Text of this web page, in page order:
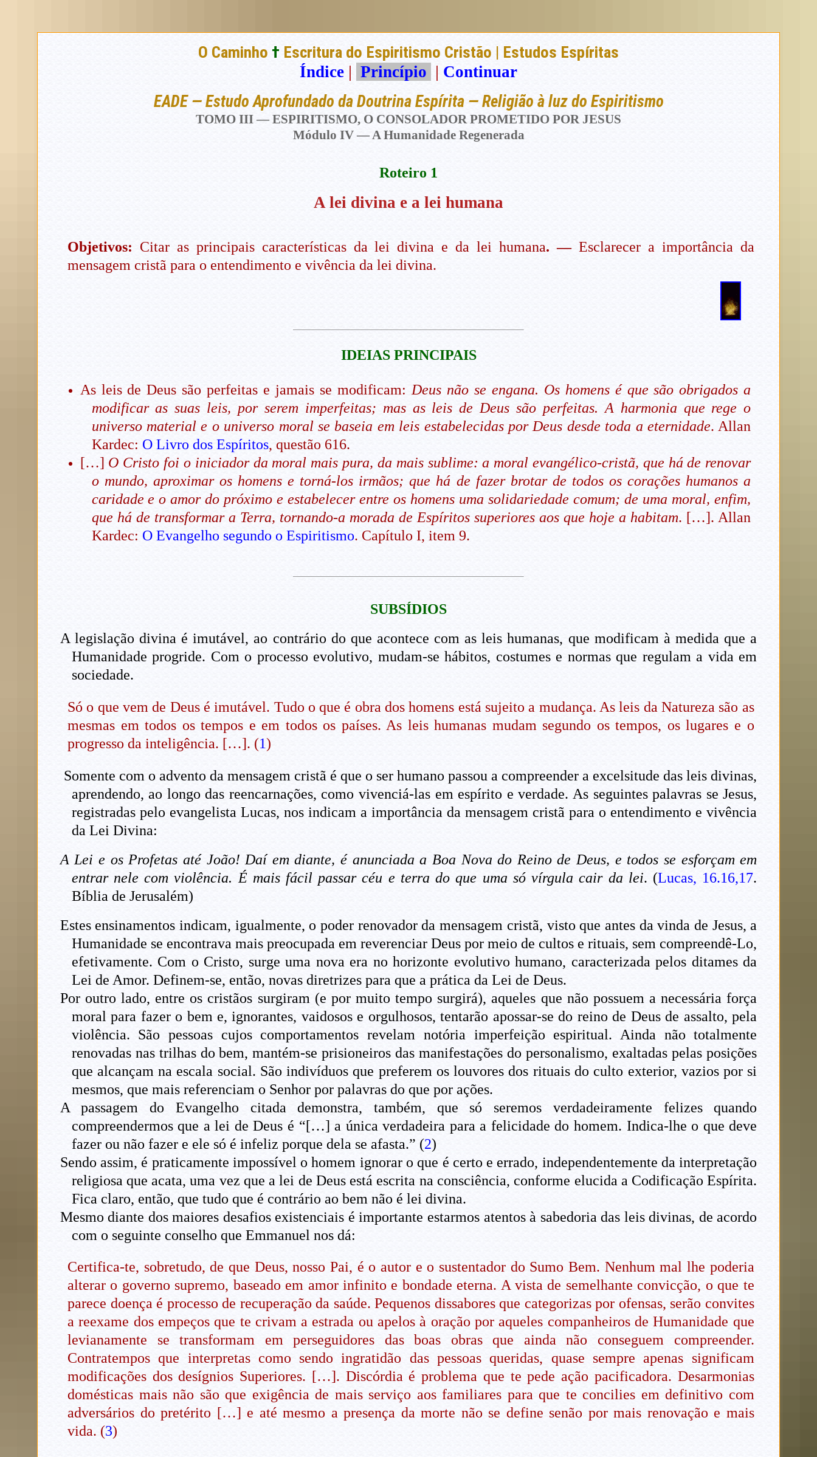
O Caminho † Escritura do Espiritismo Cristão | Estudos Espíritas
Índice | Princípio | Continuar
EADE — Estudo Aprofundado da Doutrina Espírita — Religião à luz do Espiritismo
TOMO III — ESPIRITISMO, O CONSOLADOR PROMETIDO POR JESUS
Módulo IV — A Humanidade Regenerada
Roteiro 1
A lei divina e a lei humana
Objetivos: Citar as principais características da lei divina e da lei humana. — Esclarecer a importância da
mensagem cristã para o entendimento e vivência da lei divina.
IDEIAS PRINCIPAIS
As leis de Deus são perfeitas e jamais se modificam: Deus não se engana. Os homens é que são obrigados a
modificar as suas leis, por serem imperfeitas; mas as leis de Deus são perfeitas. A harmonia que rege o
universo material e o universo moral se baseia em leis estabelecidas por Deus desde toda a eternidade. Allan
Kardec: O Livro dos Espíritos, questão 616.
[…] O Cristo foi o iniciador da moral mais pura, da mais sublime: a moral evangélico-cristã, que há de renovar
o mundo, aproximar os homens e torná-los irmãos; que há de fazer brotar de todos os corações humanos a
caridade e o amor do próximo e estabelecer entre os homens uma solidariedade comum; de uma moral, enfim,
que há de transformar a Terra, tornando-a morada de Espíritos superiores aos que hoje a habitam. […]. Allan
Kardec: O Evangelho segundo o Espiritismo. Capítulo I, item 9.
SUBSÍDIOS
A legislação divina é imutável, ao contrário do que acontece com as leis humanas, que modificam à medida que a
Humanidade progride. Com o processo evolutivo, mudam-se hábitos, costumes e normas que regulam a vida em
sociedade.
Só o que vem de Deus é imutável. Tudo o que é obra dos homens está sujeito a mudança. As leis da Natureza são as
mesmas em todos os tempos e em todos os países. As leis humanas mudam segundo os tempos, os lugares e o
progresso da inteligência. […]. (1)
Somente com o advento da mensagem cristã é que o ser humano passou a compreender a excelsitude das leis divinas,
aprendendo, ao longo das reencarnações, como vivenciá-las em espírito e verdade. As seguintes palavras se Jesus,
registradas pelo evangelista Lucas, nos indicam a importância da mensagem cristã para o entendimento e vivência
da Lei Divina:
A Lei e os Profetas até João! Daí em diante, é anunciada a Boa Nova do Reino de Deus, e todos se esforçam em
entrar nele com violência. É mais fácil passar céu e terra do que uma só vírgula cair da lei. (Lucas, 16.16,17.
Bíblia de Jerusalém)
Estes ensinamentos indicam, igualmente, o poder renovador da mensagem cristã, visto que antes da vinda de Jesus, a
Humanidade se encontrava mais preocupada em reverenciar Deus por meio de cultos e rituais, sem compreendê-Lo,
efetivamente. Com o Cristo, surge uma nova era no horizonte evolutivo humano, caracterizada pelos ditames da
Lei de Amor. Definem-se, então, novas diretrizes para que a prática da Lei de Deus.
Por outro lado, entre os cristãos surgiram (e por muito tempo surgirá), aqueles que não possuem a necessária força
moral para fazer o bem e, ignorantes, vaidosos e orgulhosos, tentarão apossar-se do reino de Deus de assalto, pela
violência. São pessoas cujos comportamentos revelam notória imperfeição espiritual. Ainda não totalmente
renovadas nas trilhas do bem, mantém-se prisioneiros das manifestações do personalismo, exaltadas pelas posições
que alcançam na escala social. São indivíduos que preferem os louvores dos rituais do culto exterior, vazios por si
mesmos, que mais referenciam o Senhor por palavras do que por ações.
A passagem do Evangelho citada demonstra, também, que só seremos verdadeiramente felizes quando
compreendermos que a lei de Deus é “[…] a única verdadeira para a felicidade do homem. Indica-lhe o que deve
fazer ou não fazer e ele só é infeliz porque dela se afasta.” (2)
Sendo assim, é praticamente impossível o homem ignorar o que é certo e errado, independentemente da interpretação
religiosa que acata, uma vez que a lei de Deus está escrita na consciência, conforme elucida a Codificação Espírita.
Fica claro, então, que tudo que é contrário ao bem não é lei divina.
Mesmo diante dos maiores desafios existenciais é importante estarmos atentos à sabedoria das leis divinas, de acordo
com o seguinte conselho que Emmanuel nos dá:
Certifica-te, sobretudo, de que Deus, nosso Pai, é o autor e o sustentador do Sumo Bem. Nenhum mal lhe poderia
alterar o governo supremo, baseado em amor infinito e bondade eterna. A vista de semelhante convicção, o que te
parece doença é processo de recuperação da saúde. Pequenos dissabores que categorizas por ofensas, serão convites
a reexame dos empeços que te crivam a estrada ou apelos à oração por aqueles companheiros de Humanidade que
levianamente se transformam em perseguidores das boas obras que ainda não conseguem compreender.
Contratempos que interpretas como sendo ingratidão das pessoas queridas, quase sempre apenas significam
modificações dos desígnios Superiores. […]. Discórdia é problema que te pede ação pacificadora. Desarmonias
domésticas mais não são que exigência de mais serviço aos familiares para que te concilies em definitivo com
adversários do pretérito […] e até mesmo a presença da morte não se define senão por mais renovação e mais
vida. (3)